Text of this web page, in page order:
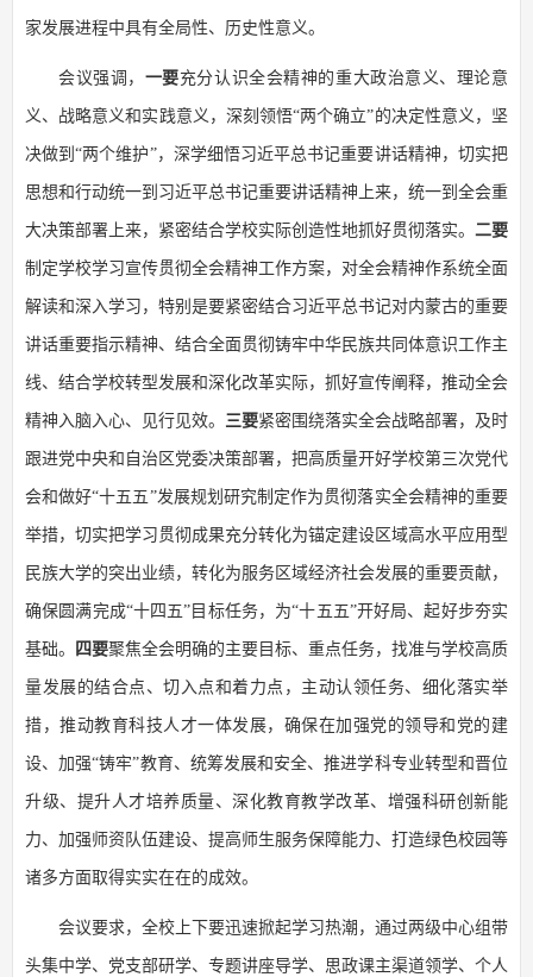
家发展进程中具有全局性、历史性意义。
会议强调， 一要充分认识全会精神的重大政治意义、理论意
义、战略意义和实践意义，深刻领悟“两个确立”的决定性意义，坚
决做到“两个维护”，深学细悟习近平总书记重要讲话精神，切实把
思想和行动统一到习近平总书记重要讲话精神上来，统一到全会重
大决策部署上来，紧密结合学校实际创造性地抓好贯彻落实。 二要
制定学校学习宣传贯彻全会精神工作方案，对全会精神作系统全面
解读和深入学习，特别是要紧密结合习近平总书记对内蒙古的重要
讲话重要指示精神、结合全面贯彻铸牢中华民族共同体意识工作主
线、结合学校转型发展和深化改革实际，抓好宣传阐释，推动全会
精神入脑入心、见行见效。 三要紧密围绕落实全会战略部署，及时
跟进党中央和自治区党委决策部署，把高质量开好学校第三次党代
会和做好“十五五”发展规划研究制定作为贯彻落实全会精神的重要
举措，切实把学习贯彻成果充分转化为锚定建设区域高水平应用型
民族大学的突出业绩，转化为服务区域经济社会发展的重要贡献，
确保圆满完成“十四五”目标任务，为“十五五”开好局、起好步夯实
基础。 四要聚焦全会明确的主要目标、重点任务，找准与学校高质
量发展的结合点、切入点和着力点，主动认领任务、细化落实举
措，推动教育科技人才一体发展，确保在加强党的领导和党的建
设、加强“铸牢”教育、统筹发展和安全、推进学科专业转型和晋位
升级、提升人才培养质量、深化教育教学改革、增强科研创新能
力、加强师资队伍建设、提高师生服务保障能力、打造绿色校园等
诸多方面取得实实在在的成效。
会议要求，全校上下要迅速掀起学习热潮，通过两级中心组带
头集中学、党支部研学、专题讲座导学、思政课主渠道领学、个人